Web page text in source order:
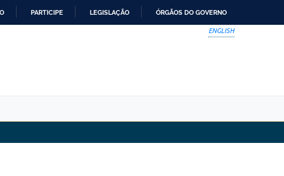
PARTICIPE LEGISLAÇÃO ÓRGÃOS DO GOVERNO
ENGLISH